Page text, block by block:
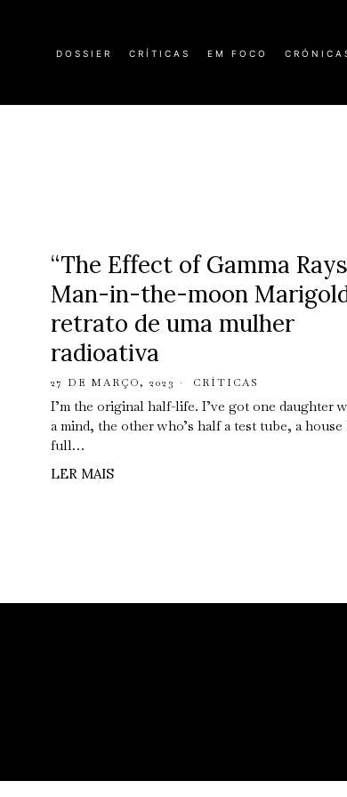
DOSSIER CRÍTICAS EM FOCO
“The Effect of Gamma
Man-in-the-moon
retrato de uma mulher
radioativa
27 DE MARÇO, 2023 CRÍTICAS
I’m the original half-life. I’ve got one daughter
a mind, the other who’s half a test tube, a house
full…
LER MAIS